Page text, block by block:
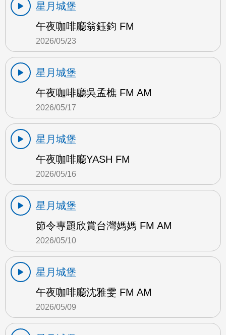
星月城堡
午夜咖啡廳翁鈺鈞 FM
2026/05/23
星月城堡
午夜咖啡廳吳孟樵 FM AM
2026/05/17
星月城堡
午夜咖啡廳YASH FM
2026/05/16
星月城堡
節令專題欣賞台灣媽媽 FM AM
2026/05/10
星月城堡
午夜咖啡廳沈雅雯 FM AM
2026/05/09